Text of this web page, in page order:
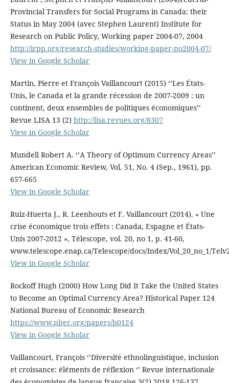
Provincial Transfers for Social Programs in Canada: their
Status in May 2004 (avec Stephen Laurent) Institute for
Research on Public Policy, Working paper 2004-07, 2004
http://irpp.org/research-studies/working-paper-no2004-07/
View in Google Scholar
Martin, Pierre et François Vaillancourt (2015) ‘’Les États-
Unis, le Canada et la grande récession de 2007-2009 : un
continent, deux ensembles de politiques économiques’’
Revue LISA 13 (2) http://lisa.revues.org/8307
View in Google Scholar
Mundell Robert A. ‘’A Theory of Optimum Currency Areas’’
American Economic Review, Vol. 51, No. 4 (Sep., 1961), pp.
657-665
View in Google Scholar
Ruiz-Huerta J., R. Leenhouts et F. Vaillancourt (2014). « Une
crise économique trois effets : Canada, Espagne et États-
Unis 2007-2012 », Télescope, vol. 20, no 1, p. 41-60,
www.telescope.enap.ca/Telescope/docs/Index/Vol_20_no_1/
View in Google Scholar
Rockoff Hugh (2000) How Long Did It Take the United States
to Become an Optimal Currency Area? Historical Paper 124
National Bureau of Economic Research
https://www.nber.org/papers/h0124
View in Google Scholar
Vaillancourt, François ‘’Diversité ethnolinguistique, inclusion
et croissance: éléments de réflexion ‘’ Revue internationale